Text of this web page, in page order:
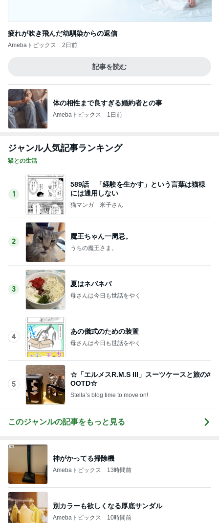
疲れが吹き飛んだ幼馴染からの返信
Amebaトピックス 2日前
記事を読む
体の相性まで良すぎる婚約者との事
Amebaトピックス 1日前
ジャンル人気記事ランキング
猫との生活
1
589話 「経験を生かす」という言葉は猫様
には通用しない
猫マンガ 米子さん
2
魔王ちゃん一周忌。
うちの魔王さま。
3
夏はネバネバ
母さんは今日も世話をやく
4
あの儀式のための装置
母さんは今日も世話をやく
5
☆「エルメスR.M.S III」スーツケースと旅の#
OOTD☆
Stella’s blog time to move on!
このジャンルの記事をもっと見る
神がかってる掃除機
Amebaトピックス 13時間前
別カラーも欲しくなる厚底サンダル
Amebaトピックス 10時間前